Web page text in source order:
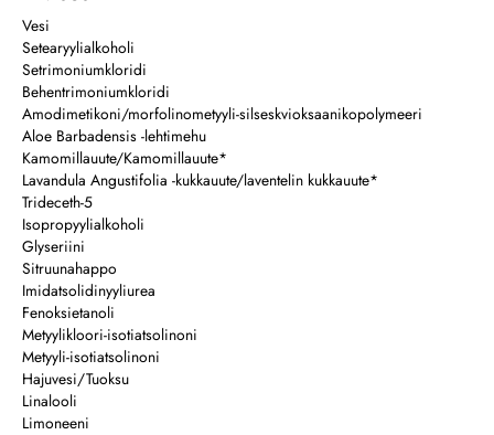
Vesi
Setearyylialkoholi
Setrimoniumkloridi
Behentrimoniumkloridi
Amodimetikoni/morfolinometyyli-silseskvioksaanikopolymeeri
Aloe Barbadensis -lehtimehu
Kamomillauute/Kamomillauute*
Lavandula Angustifolia -kukkauute/laventelin kukkauute*
Trideceth-5
Isopropyylialkoholi
Glyseriini
Sitruunahappo
Imidatsolidinyyliurea
Fenoksietanoli
Metyylikloori-isotiatsolinoni
Metyyli-isotiatsolinoni
Hajuvesi/Tuoksu
Linalooli
Limoneeni